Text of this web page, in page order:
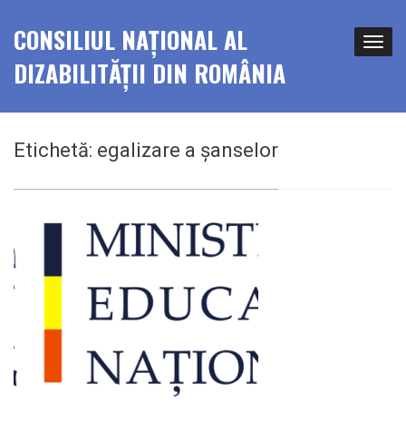
CONSILIUL NAȚIONAL AL
DIZABILITĂȚII DIN ROMÂNIA
Etichetă: egalizare a şanselor